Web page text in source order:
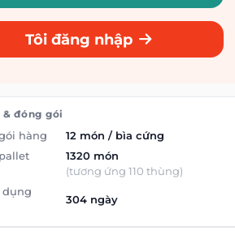
Tôi đăng nhập
& đóng gói
hàng
12 món / bìa cứng
1320 món
(tương ứng 110 thùng)
dụng
304 ngày